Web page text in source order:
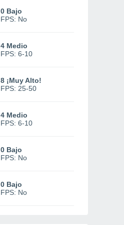
0 Bajo
FPS: No
4 Medio
FPS: 6-10
8 ¡Muy Alto!
FPS: 25-50
4 Medio
FPS: 6-10
0 Bajo
FPS: No
0 Bajo
FPS: No